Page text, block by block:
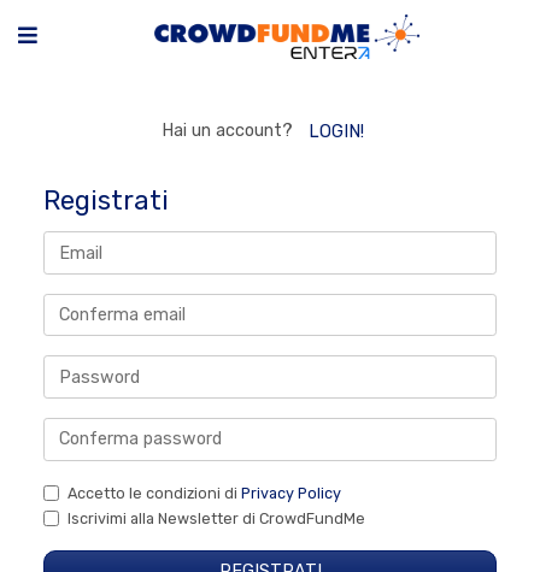
Hai un account? LOGIN!
Registrati
Accetto le condizioni di Privacy Policy
Iscrivimi alla Newsletter di CrowdFundMe